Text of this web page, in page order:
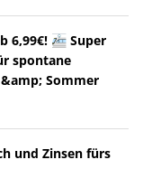
6,99€! 🚈 Super
spontane
Sommer
und Zinsen fürs